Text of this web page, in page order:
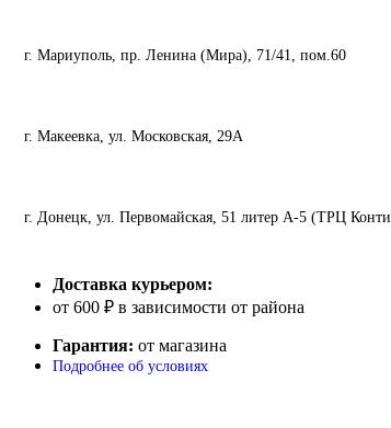
г. Мариуполь, пр. Ленина (Мира), 71/41, пом.60
г. Макеевка, ул. Московская, 29А
г. Донецк, ул. Первомайская, 51 литер А-5 (ТРЦ
Доставка курьером:
от 600 ₽ в зависимости от района
Гарантия: от магазина
Подробнее об условиях